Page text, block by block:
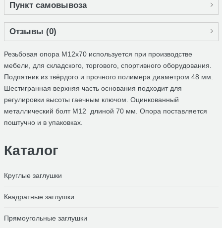
Резьбовая опора М12х70 используется при производстве
мебели, для складского, торгового, спортивного оборудования.
Подпятник из твёрдого и прочного полимера диаметром 48 мм.
Шестигранная верхняя часть основания подходит для
регулировки высоты гаечным ключом. Оцинкованный
металлический болт М12 длиной 70 мм. Опора поставляется
поштучно и в упаковках.
Пункт самовывоза
Отзывы (0)
Каталог
Круглые заглушки
Квадратные заглушки
Прямоугольные заглушки